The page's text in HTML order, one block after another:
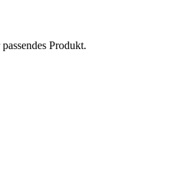
Produkt.